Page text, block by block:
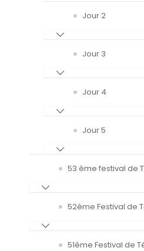
Jour 2
Jour 3
Jour 4
Jour 5
53 ème festival de
52ème Festival de
51ème Festival de